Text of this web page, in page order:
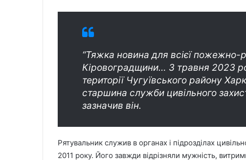
“Тяжка новина для всієї пожежно-
Кіровоградщини… 3 травня 2023
території Чугуївського району
старшина служби цивільного
зазначив він.
Рятувальник служив в органах і підрозділах
2011 року. Його завжди відрізняли мужність,